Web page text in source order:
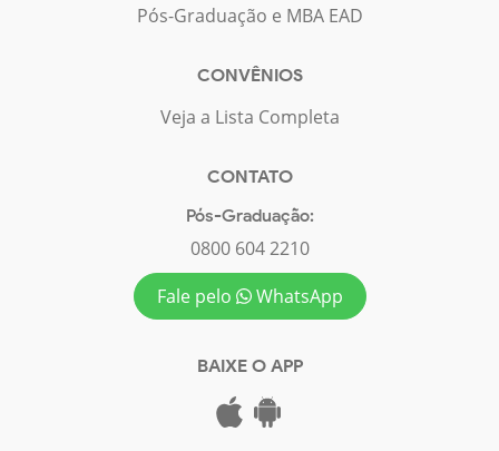
Pós-Graduação e MBA EAD
CONVÊNIOS
Veja a Lista Completa
CONTATO
Pós-Graduação:
0800 604 2210
Fale pelo
WhatsApp
BAIXE O APP